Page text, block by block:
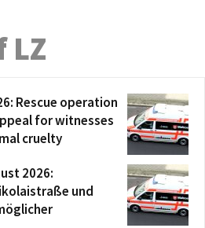
LZ
Rescue operation
for witnesses
cruelty
2026:
und